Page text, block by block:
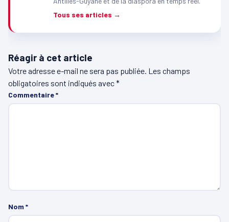
Tous ses articles →
Réagir à cet article
Votre adresse e-mail ne sera pas publiée. Les champs
obligatoires sont indiqués avec*
Commentaire*
Nom *